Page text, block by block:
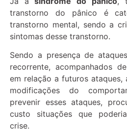
transtorno do pânico é
transtorno mental, sendo a
sintomas desse transtorno.
Sendo a presença de
recorrente, acompanhados
em relação a futuros ataques,
modificações do
prevenir esses ataques,
custo situações que
crise.